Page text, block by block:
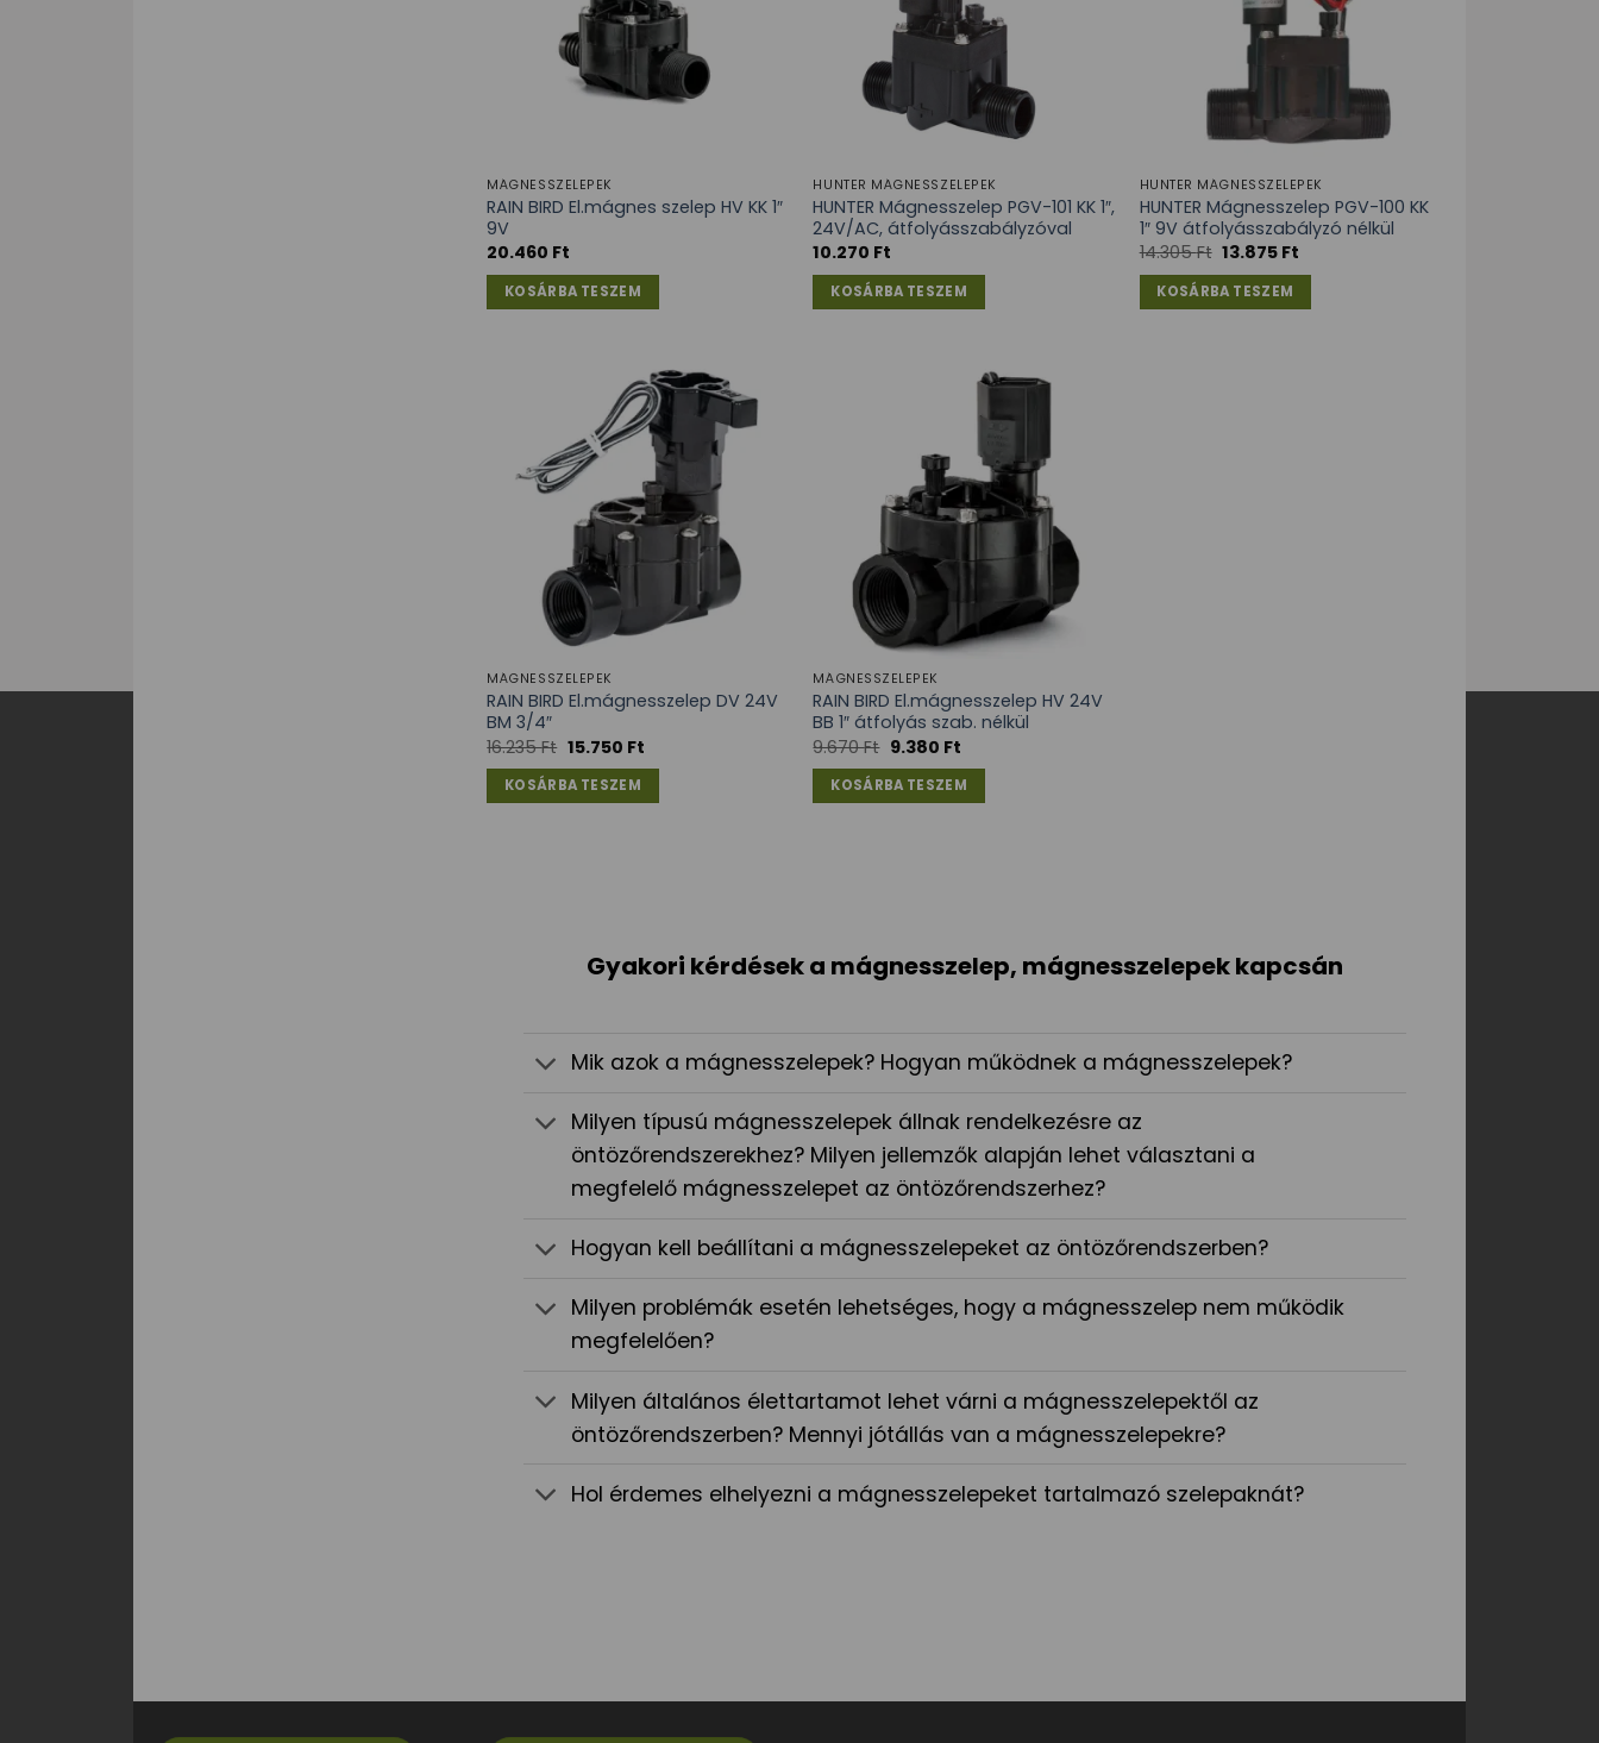
MÁGNESSZELEPEK
RAIN BIRD El.mágnes szelep HV KK 1″
9V
20.460 Ft
KOSÁRBA TESZEM
HUNTER MÁGNESSZELEPEK
HUNTER Mágnesszelep PGV-101 KK 1″,
24V/AC, átfolyásszabályzóval
10.270 Ft
KOSÁRBA TESZEM
HUNTER MÁGNESSZELEPEK
HUNTER Mágnesszelep PGV-100 KK
1″ 9V átfolyásszabályzó nélkül
14.305Ft 13.875 Ft
KOSÁRBA TESZEM
MÁGNESSZELEPEK
RAIN BIRD El.mágnesszelep DV 24V
BM 3/4″
16.235Ft 15.750 Ft
KOSÁRBA TESZEM
MÁGNESSZELEPEK
RAIN BIRD El.mágnesszelep HV 24V
BB 1″ átfolyás szab. nélkül
9.670Ft 9.380 Ft
KOSÁRBA TESZEM
Gyakori kérdések a mágnesszelep, mágnesszelepek kapcsán
Mik azok a mágnesszelepek? Hogyan működnek a mágnesszelepek?
Milyen típusú mágnesszelepek állnak rendelkezésre az
öntözőrendszerekhez? Milyen jellemzők alapján lehet választani a
megfelelő mágnesszelepet az öntözőrendszerhez?
Hogyan kell beállítani a mágnesszelepeket az öntözőrendszerben?
Milyen problémák esetén lehetséges, hogy a mágnesszelep nem működik
megfelelően?
Milyen általános élettartamot lehet várni a mágnesszelepektől az
öntözőrendszerben? Mennyi jótállás van a mágnesszelepekre?
Hol érdemes elhelyezni a mágnesszelepeket tartalmazó szelepaknát?